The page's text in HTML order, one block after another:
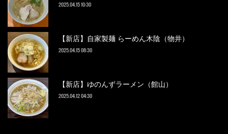
2025.04.15 10:30
【新店】自家製麺 らーめん木陰（物井）
2025.04.15 08:30
【新店】ゆのんずラーメン（館山）
2025.04.12 04:30